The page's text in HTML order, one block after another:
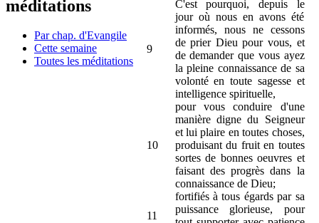
méditations
Par chap. d'Evangile
Cette semaine
Toutes les méditations
9
C'est pourquoi, depuis le
jour où nous en avons été
informés, nous ne cessons
de prier Dieu pour vous, et
de demander que vous ayez
la pleine connaissance de sa
volonté en toute sagesse et
intelligence spirituelle,
10
pour vous conduire d'une
manière digne du Seigneur
et lui plaire en toutes choses,
produisant du fruit en toutes
sortes de bonnes oeuvres et
faisant des progrès dans la
connaissance de Dieu;
11
fortifiés à tous égards par sa
puissance glorieuse, pour